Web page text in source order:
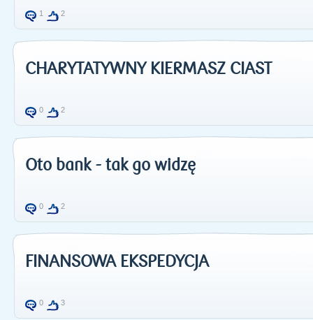
1 2
CHARYTATYWNY KIERMASZ CIAST
0 2
Oto bank - tak go widzę
0 2
FINANSOWA EKSPEDYCJA
0 3